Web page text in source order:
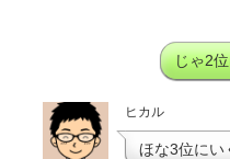
じゃ2
ヒカル
ほな3位にい